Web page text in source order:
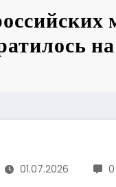
01.07.2026 0